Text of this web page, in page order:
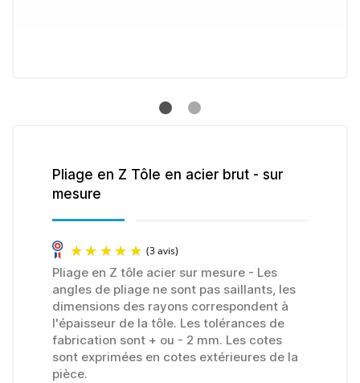
Pliage en Z Tôle en acier brut - sur
mesure
Pliage en Z tôle acier sur mesure - Les
angles de pliage ne sont pas saillants, les
dimensions des rayons correspondent à
l'épaisseur de la tôle. Les tolérances de
fabrication sont + ou - 2 mm. Les cotes
sont exprimées en cotes extérieures de la
pièce.